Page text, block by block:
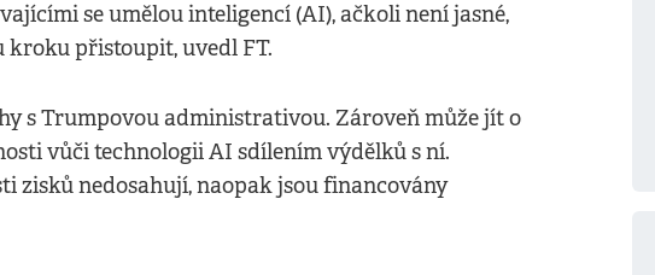
se umělou inteligencí (AI), ačkoli není jasné,
přistoupit, uvedl FT.
s Trumpovou administrativou. Zároveň může jít o
vůči technologii AI sdílením výdělků s ní.
zisků nedosahují, naopak jsou financovány